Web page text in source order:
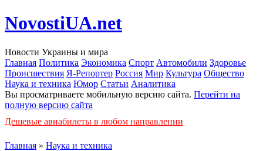
NovostiUA.net
Новости Украины и мира
Главная Политика Экономика Спорт Автомобили Здоровье
Происшествия Я-Репортер Россия Мир Культура Общество
Наука и техника Юмор Статьи Аналитика
Вы просматриваете мобильную версию сайта. Перейти на
полную версию сайта
Дешевые авиабилеты в любом направлении
Главная » Наука и техника